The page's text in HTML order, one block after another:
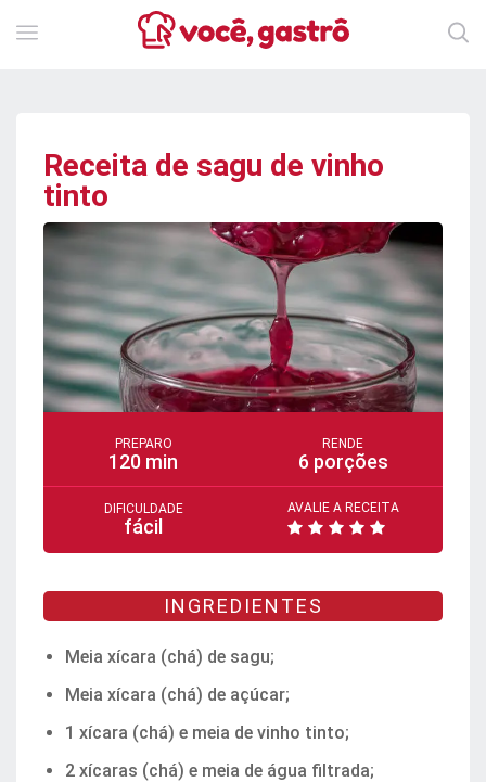
Receita de sagu de vinho
tinto
PREPARO
120 min
RENDE
6 porções
DIFICULDADE
fácil
AVALIE A RECEITA
INGREDIENTES
Meia xícara (chá) de sagu;
Meia xícara (chá) de açúcar;
1 xícara (chá) e meia de vinho tinto;
2 xícaras (chá) e meia de água filtrada;